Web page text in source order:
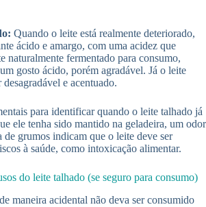
Quando o leite está realmente deteriorado,
ácido e amargo, com uma acidez que
naturalmente fermentado para consumo,
gosto ácido, porém agradável. Já o leite
e acentuado.
para identificar quando o leite talhado já
ele tenha sido mantido na geladeira, um odor
de grumos indicam que o leite deve ser
à saúde, como intoxicação alimentar.
do leite talhado (se seguro para consumo)
maneira acidental não deva ser consumido